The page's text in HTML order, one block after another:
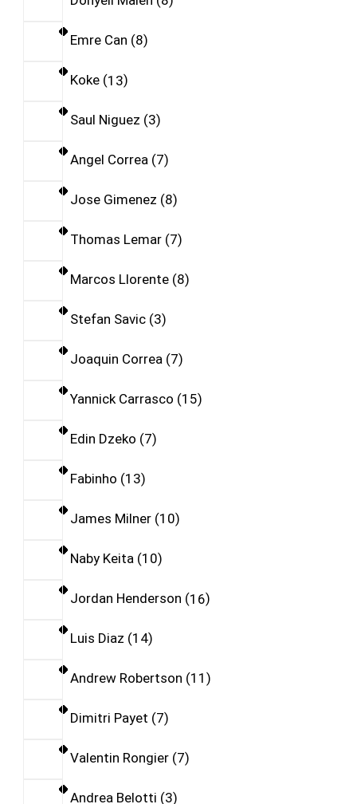
Emre Can 8
Koke 13
Saul Niguez 3
Angel Correa 7
Jose Gimenez 8
Thomas Lemar 7
Marcos Llorente 8
Stefan Savic 3
Joaquin Correa 7
Yannick Carrasco 15
Edin Dzeko 7
Fabinho 13
James Milner 10
Naby Keita 10
Jordan Henderson 16
Luis Diaz 14
Andrew Robertson 11
Dimitri Payet 7
Valentin Rongier 7
Andrea Belotti 3